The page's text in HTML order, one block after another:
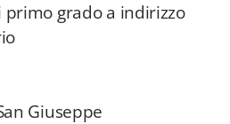
primo grado a indirizzo
Giuseppe